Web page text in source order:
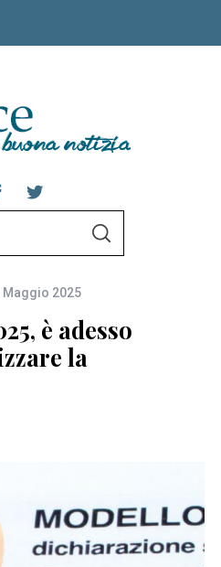
S
Maggio 2025
è adesso
la